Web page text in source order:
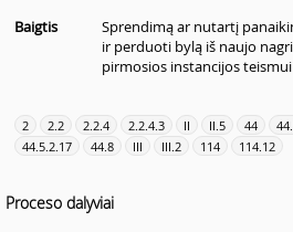
Baigtis
Sprendimą ar nutartį
ir perduoti bylą iš naujo
pirmosios instancijos teismui
2 2.2 2.2.4 2.2.4.3 II II.5 44
44.5.2.17
44.8 III III.2 114 114.12
Proceso dalyviai